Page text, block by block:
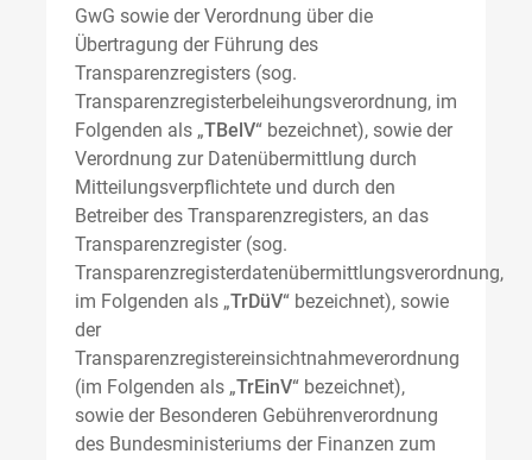
GwG sowie der Verordnung über die
Übertragung der Führung des
Transparenzregisters (sog.
Transparenzregisterbeleihungsverordnung, im
Folgenden als „TBelV“ bezeichnet), sowie der
Verordnung zur Datenübermittlung durch
Mitteilungsverpflichtete und durch den
Betreiber des Transparenzregisters, an das
Transparenzregister (sog.
Transparenzregisterdatenübermittlungsverordnung,
im Folgenden als „TrDüV“ bezeichnet), sowie
der
Transparenzregistereinsichtnahmeverordnung
(im Folgenden als „TrEinV“ bezeichnet),
sowie der Besonderen Gebührenverordnung
des Bundesministeriums der Finanzen zum